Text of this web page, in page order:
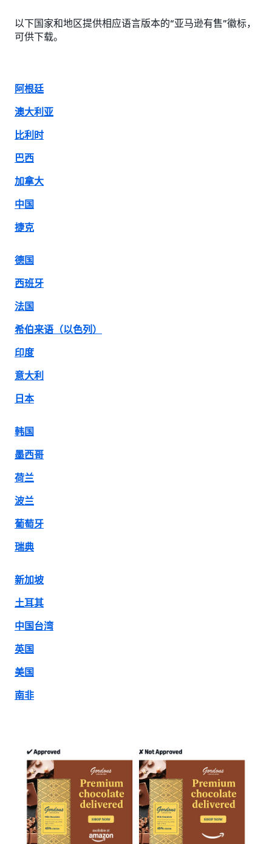
以下国家和地区提供相应语言版本的“亚马逊有售”徽标，
可供下载。
阿根廷
澳大利亚
比利时
巴西
加拿大
中国
捷克
德国
西班牙
法国
希伯来语（以色列）
印度
意大利
日本
韩国
墨西哥
荷兰
波兰
葡萄牙
瑞典
新加坡
土耳其
中国台湾
英国
美国
南非